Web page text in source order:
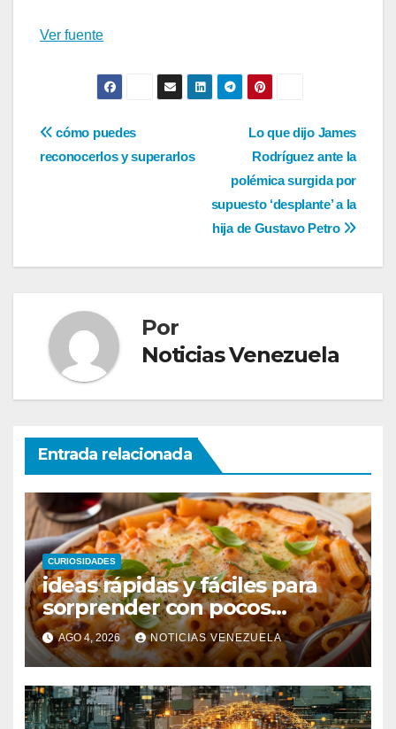
Ver fuente
Navegación
Lo que dijo James
Rodríguez ante la
polémica surgida por
supuesto ‘desplante’ a la
hija de Gustavo Petro
cómo puedes
reconocerlos y superarlos
Por
Noticias Venezuela
Entrada relacionada
CURIOSIDADES
ideas rápidas y fáciles para
sorprender con pocos
ingredientes
AGO 4, 2026 NOTICIAS VENEZUELA